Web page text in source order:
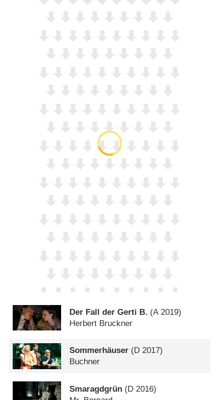
Der Fall der Gerti B. (A2019)
Herbert Bruckner
Sommerhäuser (D 2017)
Buchner
Smaragdgrün (D 2016)